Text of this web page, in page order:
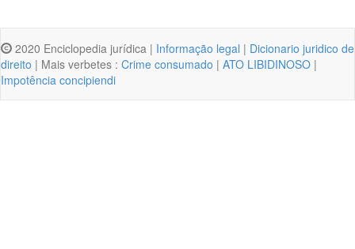
2020 Enciclopedia jurídica | Informação legal | Dicionario juridico de
direito | Mais verbetes : Crime consumado | ATO LIBIDINOSO |
Impotência concipiendi